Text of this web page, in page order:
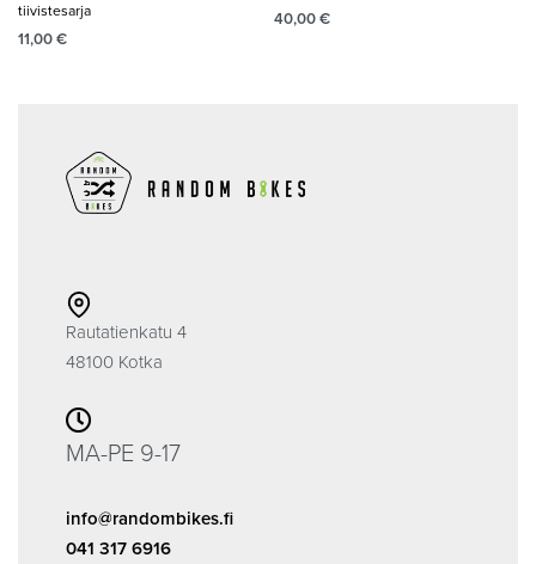
tiivistesarja
11,00€
40,00€
Rautatienkatu 4
48100 Kotka
MA-PE 9-17
info@randombikes.fi
041 317 6916